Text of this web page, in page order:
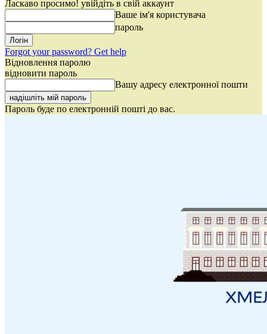
Ласкаво просимо! увійдіть в свій аккаунт
Ваше ім'я користувача
пароль
Forgot your password? Get help
Відновлення паролю
відновити пароль
Вашу адресу електронної пошти
Пароль буде по електронній пошті до вас.